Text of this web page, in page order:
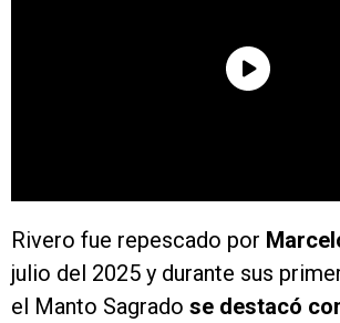
Rivero fue repescado por
julio del 2025 y durante sus
el Manto Sagrado se destacó